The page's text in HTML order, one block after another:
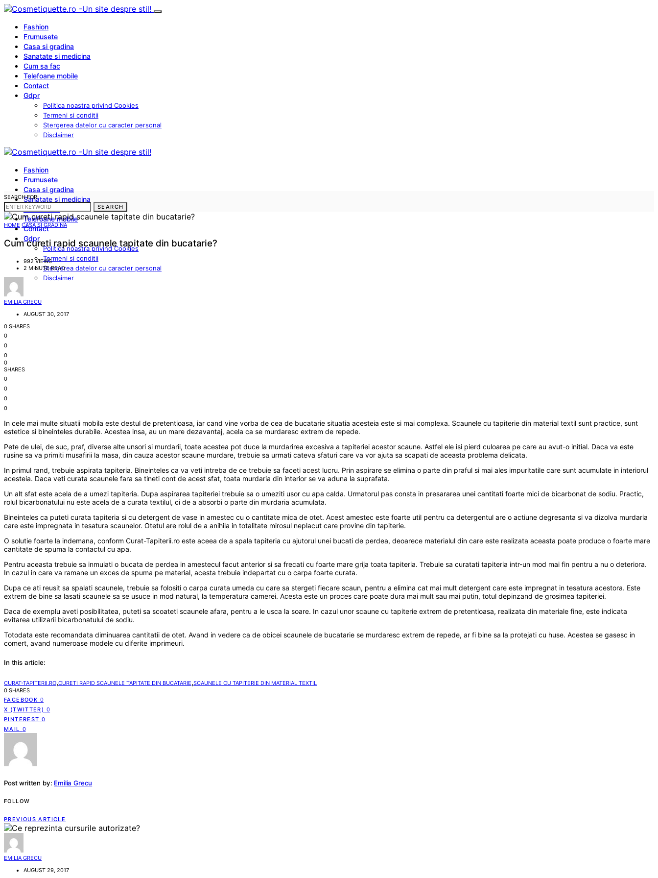
Fashion
Frumusete
Casa si gradina
Sanatate si medicina
Cum sa fac
Telefoane mobile
Contact
Gdpr
Politica noastra privind Cookies
Termeni si conditii
Stergerea datelor cu caracter personal
Disclaimer
Fashion
Frumusete
Casa si gradina
Sanatate si medicina
Cum sa fac
Telefoane mobile
Contact
Gdpr
Politica noastra privind Cookies
Termeni si conditii
Stergerea datelor cu caracter personal
Disclaimer
SEARCH FOR:
SEARCH
HOME CASA SI GRADINA
Cum cureti rapid scaunele tapitate din bucatarie?
992 VIEWS
2 MINUTE READ
EMILIA GRECU
AUGUST 30, 2017
0 SHARES
0
0
0
0
SHARES
0
0
0
0
In cele mai multe situatii mobila este destul de pretentioasa, iar cand vine vorba de cea de bucatarie situatia acesteia este si mai complexa. Scaunele cu tapiterie din material textil sunt practice, sunt
estetice si bineinteles durabile. Acestea insa, au un mare dezavantaj, acela ca se murdaresc extrem de repede.
Pete de ulei, de suc, praf, diverse alte unsori si murdarii, toate acestea pot duce la murdarirea excesiva a tapiteriei acestor scaune. Astfel ele isi pierd culoarea pe care au avut-o initial. Daca va este
rusine sa va primiti musafirii la masa, din cauza acestor scaune murdare, trebuie sa urmati cateva sfaturi care va vor ajuta sa scapati de aceasta problema delicata.
In primul rand, trebuie aspirata tapiteria. Bineinteles ca va veti intreba de ce trebuie sa faceti acest lucru. Prin aspirare se elimina o parte din praful si mai ales impuritatile care sunt acumulate in interiorul
acesteia. Daca veti curata scaunele fara sa tineti cont de acest sfat, toata murdaria din interior se va aduna la suprafata.
Un alt sfat este acela de a umezi tapiteria. Dupa aspirarea tapiteriei trebuie sa o umeziti usor cu apa calda. Urmatorul pas consta in presararea unei cantitati foarte mici de bicarbonat de sodiu. Practic,
rolul bicarbonatului nu este acela de a curata textilul, ci de a absorbi o parte din murdaria acumulata.
Bineinteles ca puteti curata tapiteria si cu detergent de vase in amestec cu o cantitate mica de otet. Acest amestec este foarte util pentru ca detergentul are o actiune degresanta si va dizolva murdaria
care este impregnata in tesatura scaunelor. Otetul are rolul de a anihila in totalitate mirosul neplacut care provine din tapiterie.
O solutie foarte la indemana, conform Curat-Tapiterii.ro este aceea de a spala tapiteria cu ajutorul unei bucati de perdea, deoarece materialul din care este realizata aceasta poate produce o foarte mare
cantitate de spuma la contactul cu apa.
Pentru aceasta trebuie sa inmuiati o bucata de perdea in amestecul facut anterior si sa frecati cu foarte mare grija toata tapiteria. Trebuie sa curatati tapiteria intr-un mod mai fin pentru a nu o deteriora.
In cazul in care va ramane un exces de spuma pe material, acesta trebuie indepartat cu o carpa foarte curata.
Dupa ce ati reusit sa spalati scaunele, trebuie sa folositi o carpa curata umeda cu care sa stergeti fiecare scaun, pentru a elimina cat mai mult detergent care este impregnat in tesatura acestora. Este
extrem de bine sa lasati scaunele sa se usuce in mod natural, la temperatura camerei. Acesta este un proces care poate dura mai mult sau mai putin, totul depinzand de grosimea tapiteriei.
Daca de exemplu aveti posibilitatea, puteti sa scoateti scaunele afara, pentru a le usca la soare. In cazul unor scaune cu tapiterie extrem de pretentioasa, realizata din materiale fine, este indicata
evitarea utilizarii bicarbonatului de sodiu.
Totodata este recomandata diminuarea cantitatii de otet. Avand in vedere ca de obicei scaunele de bucatarie se murdaresc extrem de repede, ar fi bine sa la protejati cu huse. Acestea se gasesc in
comert, avand numeroase modele cu diferite imprimeuri.
In this article:
CURAT-TAPITERII.RO,CURETI RAPID SCAUNELE TAPITATE DIN BUCATARIE,SCAUNELE CU TAPITERIE DIN MATERIAL TEXTIL
0 SHARES
FACEBOOK 0
X (TWITTER) 0
PINTEREST 0
MAIL
0
Post written by: Emilia Grecu
FOLLOW
PREVIOUS ARTICLE
EMILIA GRECU
AUGUST 29, 2017